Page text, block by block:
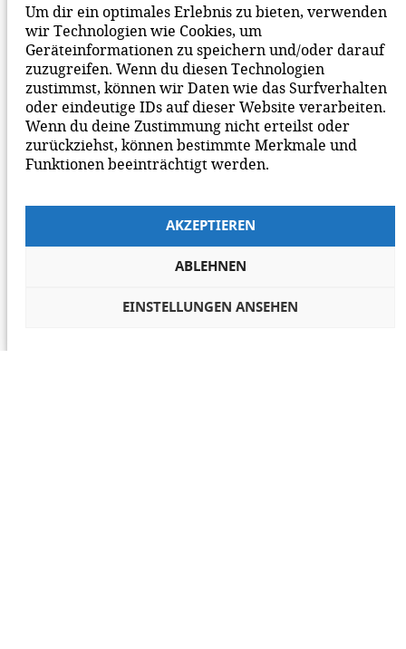
Um dir ein optimales Erlebnis zu bieten, verwenden
wir Technologien wie Cookies, um
Geräteinformationen zu speichern und/oder darauf
zuzugreifen. Wenn du diesen Technologien
zustimmst, können wir Daten wie das Surfverhalten
oder eindeutige IDs auf dieser Website verarbeiten.
Wenn du deine Zustimmung nicht erteilst oder
zurückziehst, können bestimmte Merkmale und
Funktionen beeinträchtigt werden.
AKZEPTIEREN
ABLEHNEN
EINSTELLUNGEN ANSEHEN
VORHERIGER BEITRAGNÄCHSTER BEITRAG